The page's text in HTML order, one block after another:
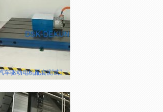
车驱动电机配套测试工装